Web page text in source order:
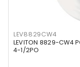
LEV8829CW4
LEVITON 8829-CW4
4-1/2PO